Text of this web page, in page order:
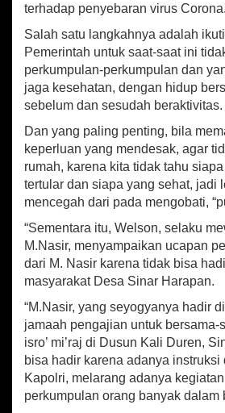
I
s
r
'
M
i
r
a
j
terhadap penyebaran virus Corona.
Salah satu langkahnya adalah
Pemerintah untuk saat-saat ini
perkumpulan-perkumpulan dan
jaga kesehatan, dengan hidup
sebelum dan sesudah beraktivitas.
Dan yang paling penting, bila
keperluan yang mendesak, agar
rumah, karena kita tidak tahu
tertular dan siapa yang sehat, jadi
mencegah dari pada mengobati,
“Sementara itu, Welson, selaku
M.Nasir, menyampaikan ucapan
dari M. Nasir karena tidak bisa
masyarakat Desa Sinar Harapan.
“M.Nasir, yang seyogyanya hadir
jamaah pengajian untuk bersama-
isro’ mi’raj di Dusun Kali Duren,
bisa hadir karena adanya instruksi
Kapolri, melarang adanya
perkumpulan orang banyak dalam